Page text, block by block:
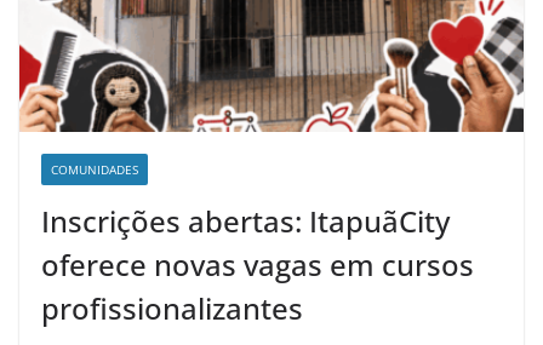
COMUNIDADES
Inscrições abertas: ItapuãCity
oferece novas vagas em cursos
profissionalizantes